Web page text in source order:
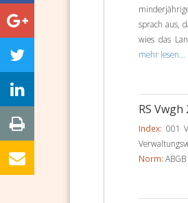
sprach aus,
wies das
mehr lesen...
RS
Index: 001
Norm: